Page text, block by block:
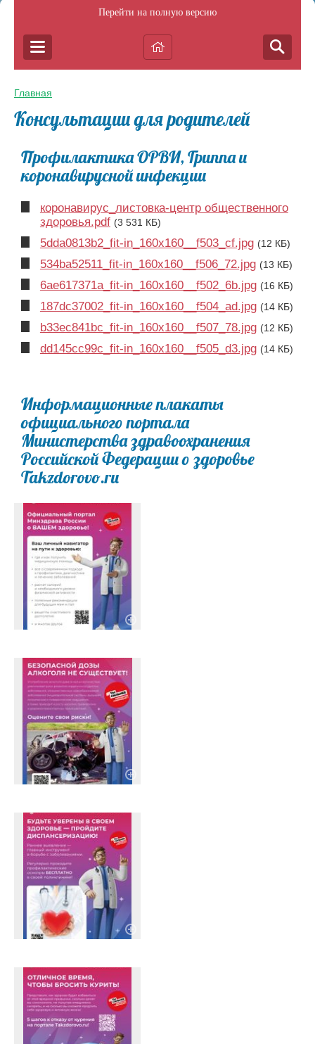
Перейти на полную версию
Главная
Консультации для родителей
Профилактика ОРВИ, Гриппа и
коронавирусной инфекции
коронавирус_листовка-центр общественного
здоровья.pdf (3 531 КБ)
5dda0813b2_fit-in_160x160__f503_cf.jpg (12 КБ)
534ba52511_fit-in_160x160__f506_72.jpg (13 КБ)
6ae617371a_fit-in_160x160__f502_6b.jpg (16 КБ)
187dc37002_fit-in_160x160__f504_ad.jpg (14 КБ)
b33ec841bc_fit-in_160x160__f507_78.jpg (12 КБ)
dd145cc99c_fit-in_160x160__f505_d3.jpg (14 КБ)
Информационные плакаты
официального портала
Министерства здравоохранения
Российской Федерации о здоровье
Takzdorovo.ru